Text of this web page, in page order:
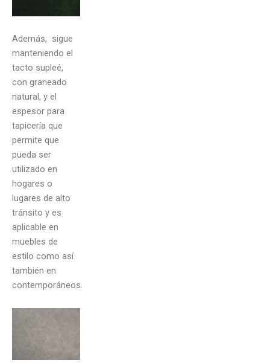
Además, sigue
manteniendo el
tacto supleé,
con graneado
natural, y el
espesor para
tapicería que
permite que
pueda ser
utilizado en
hogares o
lugares de alto
tránsito y es
aplicable en
muebles de
estilo como así
también en
contemporáneos.